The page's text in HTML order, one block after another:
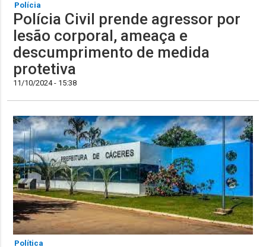
Polícia
Polícia Civil prende agressor por
lesão corporal, ameaça e
descumprimento de medida
protetiva
11/10/2024 - 15:38
Política